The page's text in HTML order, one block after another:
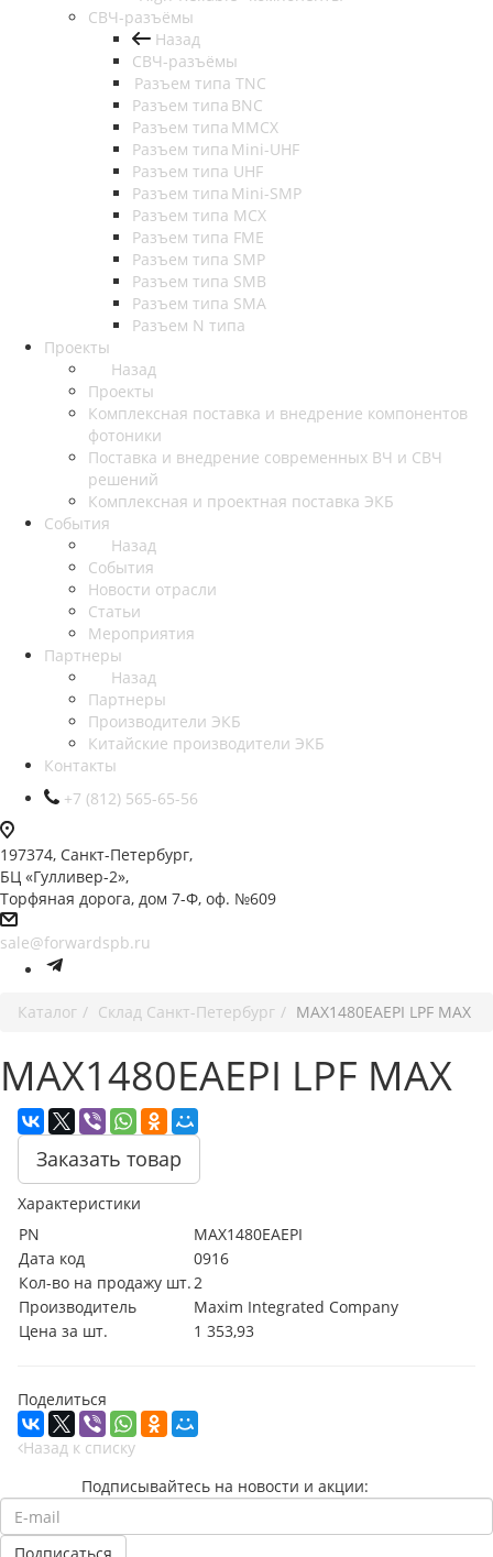
СВЧ-разъёмы
Назад
СВЧ-разъёмы
Разъем типа TNC
Разъем типа BNC
Разъем типа MMCX
Разъем типа Mini-UHF
Разъем типа UHF
Разъем типа Mini-SMP
Разъем типа MCX
Разъем типа FME
Разъем типа SMP
Разъем типа SMB
Разъем типа SMA
Разъем N типа
Проекты
Назад
Проекты
Комплексная поставка и внедрение компонентов
фотоники
Поставка и внедрение современных ВЧ и СВЧ
решений
Комплексная и проектная поставка ЭКБ
События
Назад
События
Новости отрасли
Статьи
Мероприятия
Партнеры
Назад
Партнеры
Производители ЭКБ
Китайские производители ЭКБ
Контакты
+7 (812) 565-65-56
197374, Санкт-Петербург,
БЦ «Гулливер-2»,
Торфяная дорога, дом 7-Ф, оф. №609
sale@forwardspb.ru
Каталог Cклад Санкт-Петербург MAX1480EAEPI LPF MAX
MAX1480EAEPI LPF MAX
Заказать товар
Характеристики
PN
MAX1480EAEPI
Дата код
0916
Кол-во на продажу шт.2
Производитель
Maxim Integrated Company
Цена за шт.
1 353,93
Поделиться
Назад к списку
Подписывайтесь на новости и акции: